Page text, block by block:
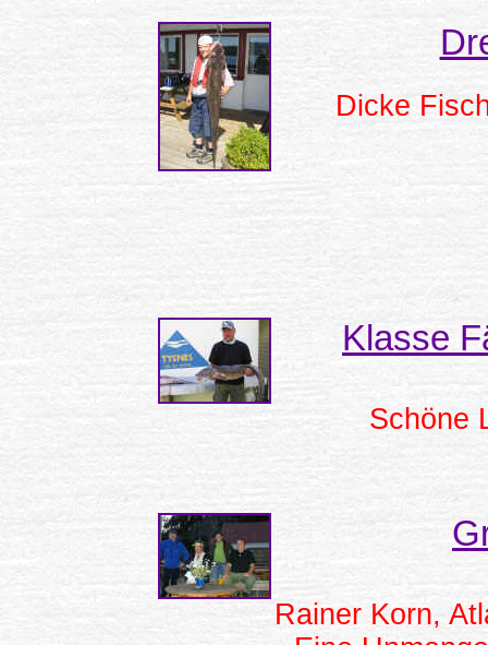
Dicke
Klasse
Schöne
Rainer Korn,